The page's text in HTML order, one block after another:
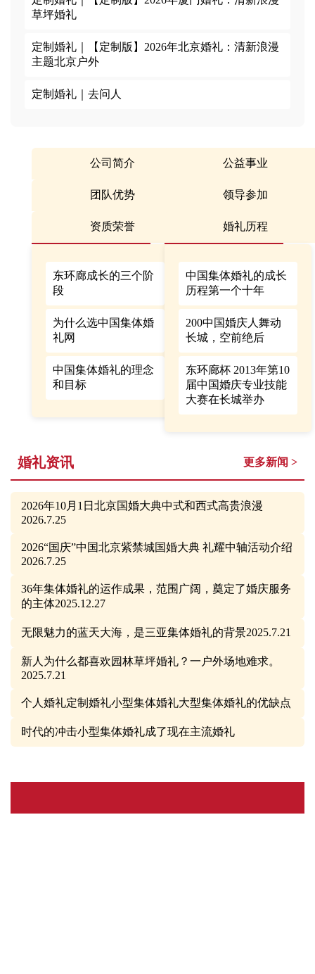
草坪婚礼
定制婚礼｜
【定制版】2026年北京婚礼：清新浪漫
主题北京户外
定制婚礼｜ 去问人
公司简介
团队优势
资质荣誉
东环廊成长的三个阶
段
为什么选中国集体婚
礼网
中国集体婚礼的理念
和目标
公益事业
领导参加
婚礼历程
中国集体婚礼的成长
历程第一个十年
200中国婚庆人舞动
长城，空前绝后
东环廊杯 2013年第10
届中国婚庆专业技能
大赛在长城举办
婚礼资讯 更多新闻 >
2026年10月1日北京国婚大典中式和西式高贵浪漫
2026.7.25
2026“国庆”中国北京紫禁城国婚大典 礼耀中轴活动介绍
2026.7.25
36年集体婚礼的运作成果，范围广阔，奠定了婚庆服务
的主体2025.12.27
无限魅力的蓝天大海，是三亚集体婚礼的背景2025.7.21
新人为什么都喜欢园林草坪婚礼？一户外场地难求。
2025.7.21
个人婚礼定制婚礼小型集体婚礼大型集体婚礼的优缺点
时代的冲击小型集体婚礼成了现在主流婚礼